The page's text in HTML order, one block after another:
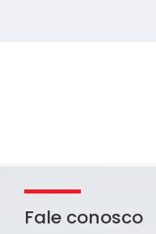
Fale conosco